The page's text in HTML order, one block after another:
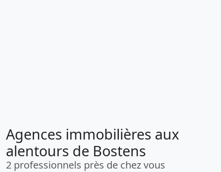
Agences immobilières aux
alentours de Bostens
2 professionnels près de chez vous